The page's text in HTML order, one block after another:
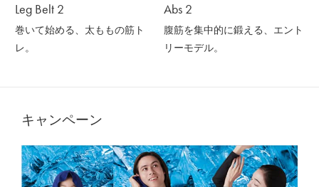
Leg Belt 2
巻いて始める、太ももの筋ト
レ。
Abs 2
腹筋を集中的に鍛える、エント
リーモデル。
キャンペーン